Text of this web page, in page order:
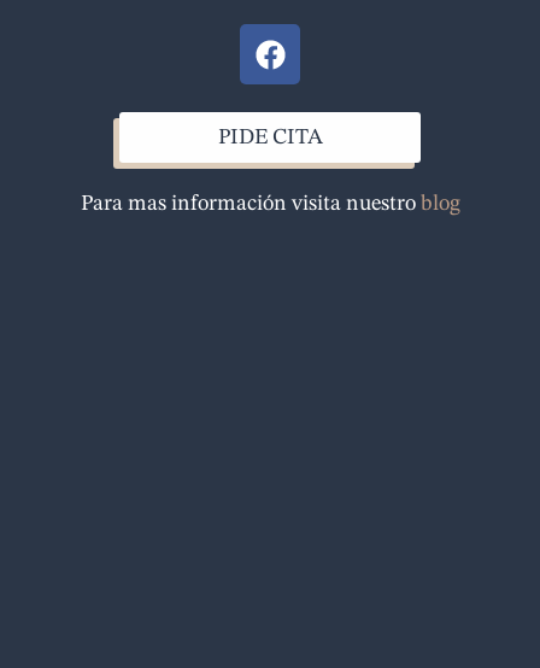
F
a
e
b
o
o
PIDE CITA
Para mas información visita nuestro blog